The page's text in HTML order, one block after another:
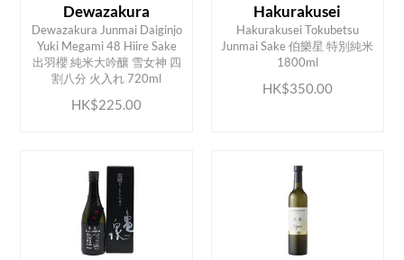
Dewazakura
Dewazakura Junmai Daiginjo
Yuki Megami 48 Hiire Sake
出羽櫻 純米大吟釀 雪女神 四
割八分 火入れ 720ml
HK$225.00
ADD TO CART
Hakurakusei
Hakurakusei Tokubetsu
Junmai Sake 伯樂星 特別純米
1800ml
HK$350.00
ADD TO CART